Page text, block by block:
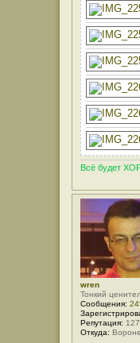
Всё будет
wren
Тонкий
Сообщения:
Репутация:
Откуда: